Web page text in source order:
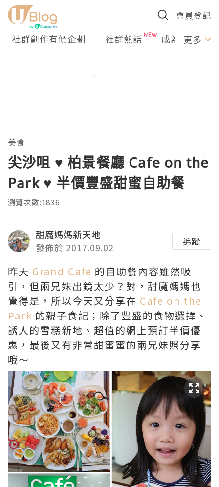
會員登記
社群創作有價企劃 社群熱話 成為U更多
美食
尖沙咀 ♥ 柏景餐廳 Cafe on the
Park ♥ 半價豐盛甜蜜自助餐
瀏覽次數:1836
甜魔媽媽新天地
發佈於 2017.09.02
追蹤
昨天 Grand Cafe 的自助餐內容雖然吸
引，但兩兄妹出鏡太少？對，甜魔媽媽也
覺得是，所以今天又分享在 Cafe on the
Park 的親子食記；除了豐盛的食物選擇、
誘人的雪糕新地、超值的網上預訂半價優
惠，最後又有非常甜蜜蜜的兩兄妹照分享
哦～